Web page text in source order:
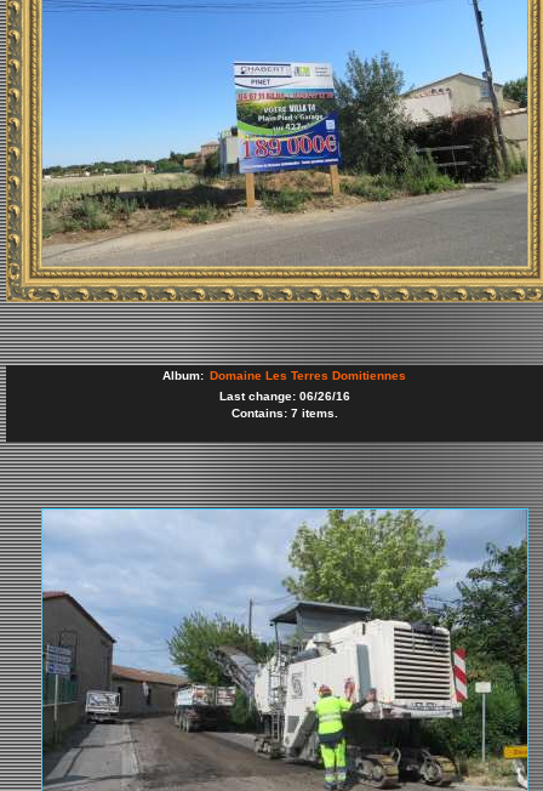
Album: Domaine Les Terres Domitiennes
Last change: 06/26/16
Contains: 7 items.